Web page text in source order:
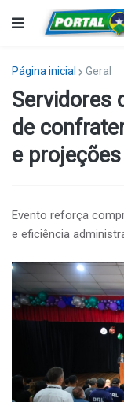
Página inicial Geral
Servidores
de
e
Evento reforça
e eficiência